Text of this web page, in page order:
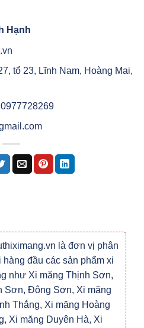
Hạnh
tổ 23, Lĩnh Nam, Hoàng Mai,
là đơn vị phân
hàng đầu các sản phẩm xi
như Xi măng Thịnh Sơn,
Sơn, Đông Sơn, Xi măng
Thắng, Xi măng Hoàng
Xi măng Duyên Hà, Xi